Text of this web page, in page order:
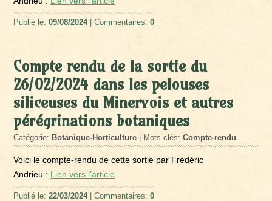
Publié le:09/08/2024| Commentaires:0
Compte rendu de la sortie du
26/02/2024 dans les pelouses
siliceuses du Minervois et autres
pérégrinations botaniques
Catégorie: Botanique-Horticulture | Mots clés:Compte-rendu
Voici le compte-rendu de cette sortie par Frédéric
Andrieu : Lien vers l’article
Publié le:22/03/2024| Commentaires:0